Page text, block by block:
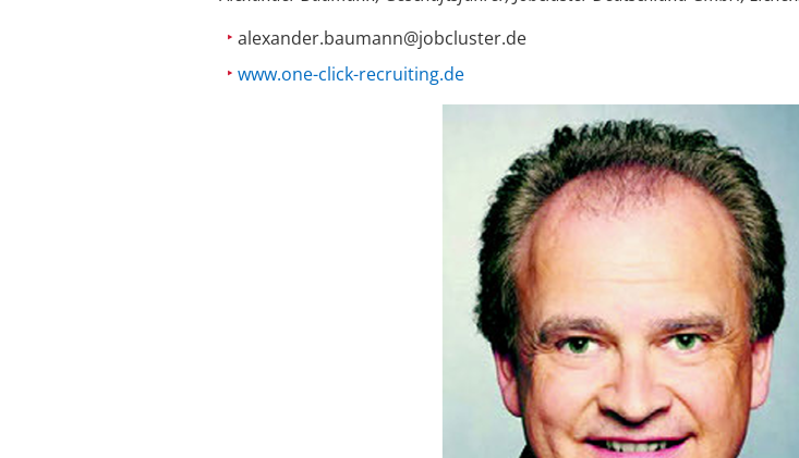
alexander.baumann@jobcluster.de
www.one-click-recruiting.de